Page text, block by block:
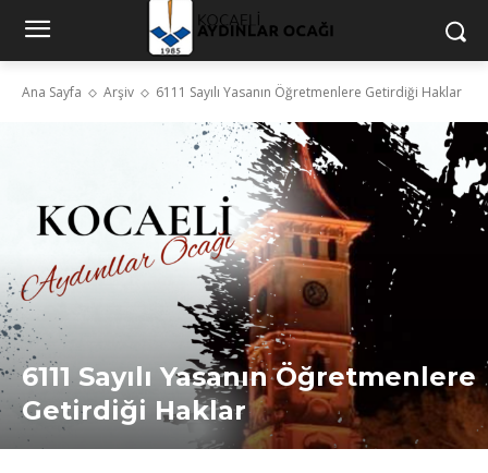
Ana Sayfa Arşiv 6111 Sayılı Yasanın Öğretmenlere Getirdiği Haklar
6111 Sayılı Yasanın Öğretmenlere
Getirdiği Haklar